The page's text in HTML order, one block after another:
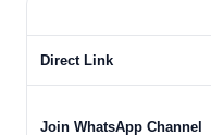
Direct Link
Join WhatsApp Channel